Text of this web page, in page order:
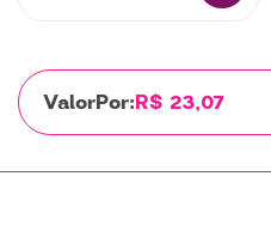
Por:R$ 23,07